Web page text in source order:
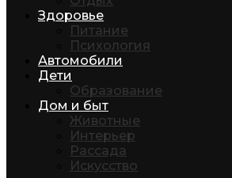
Здоровье
Питание
Психология
Автомобили
Дети
Образование
Дом и быт
Животные
Интерьер
Рассада
Искусство